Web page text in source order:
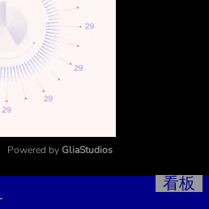
Powered by GliaStudios
看板